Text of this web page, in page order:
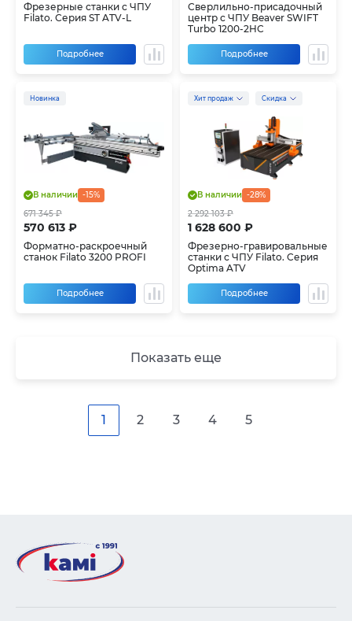
Фрезерные станки с ЧПУ
Filato. Серия ST ATV-L
Подробнее
Сверлильно-присадочный
центр с ЧПУ Beaver SWIFT
Turbo 1200-2HС
Подробнее
Новинка
-15%
В наличии
570 613 ₽
671 345 ₽
Форматно-раскроечный
станок Filato 3200 PROFI
Подробнее
Хит продаж Скидка
-28%
В наличии
1 628 600 ₽
2 292 103 ₽
Фрезерно-гравировальные
станки с ЧПУ Filato. Серия
Optima ATV
Подробнее
Показать еще
1 2 3 4 5